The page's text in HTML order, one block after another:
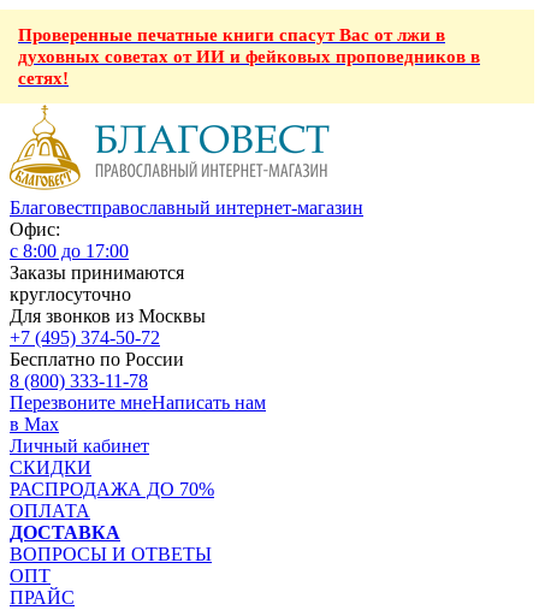
Проверенные печатные книги спасут Вас от лжи в
духовных советах от ИИ и фейковых проповедников в
сетях!
Благовестправославный интернет-магазин
Офис:
с 8:00 до 17:00
Заказы принимаются
круглосуточно
Для звонков из Москвы
+7 (495) 374-50-72
Бесплатно по России
8 (800) 333-11-78
Перезвоните мнеНаписать нам
в Max
Личный кабинет
СКИДКИ
РАСПРОДАЖА ДО 70%
ОПЛАТА
ДОСТАВКА
ВОПРОСЫ И ОТВЕТЫ
ОПТ
ПРАЙС